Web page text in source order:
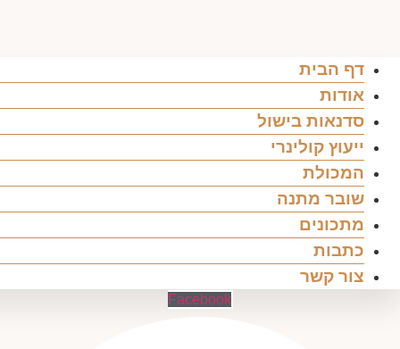
דף הבית
אודות
סדנאות בישול
ייעוץ קולינרי
המכולת
שובר מתנה
מתכונים
כתבות
צור קשר
Facebook